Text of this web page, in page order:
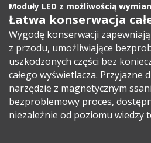
Moduły LED z możliwością
Łatwa konserwacja
Wygodę konserwacji
z przodu, umożliwiające
uszkodzonych części bez
całego wyświetlacza. Przyjazne
narzędzie z magnetycznym
bezproblemowy proces,
niezależnie od poziomu wiedzy